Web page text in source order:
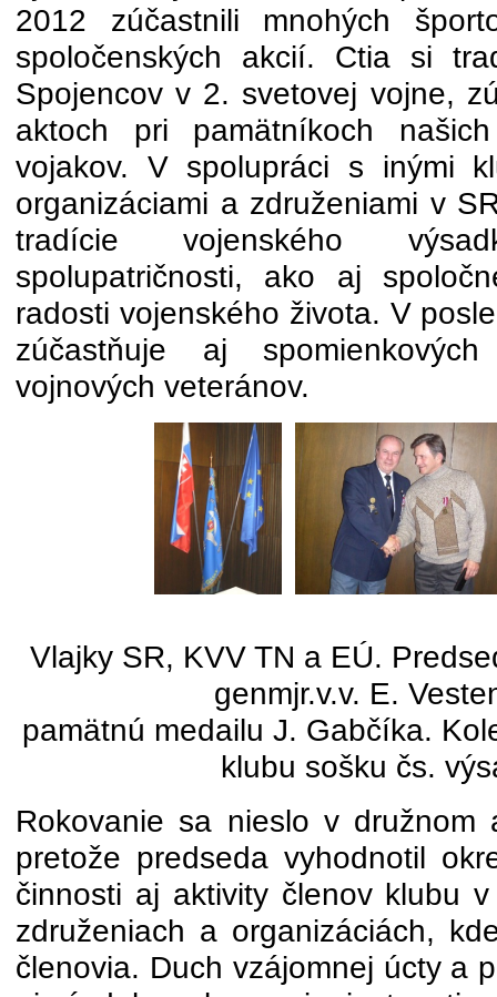
2012 zúčastnili mnohých
spoločenských akcií. Ctia si
Spojencov v 2. svetovej vojne,
aktoch pri pamätníkoch
vojakov. V spolupráci s inými
organizáciami a združeniami v
tradície vojenského
spolupatričnosti, ako aj
radosti vojenského života. V
zúčastňuje aj
vojnových veteránov.
Vlajky SR, KVV TN a EÚ.
genmjr.v.v. E.
pamätnú medailu J. Gabčíka.
klubu sošku čs.
Rokovanie sa nieslo v družnom
pretože predseda vyhodnotil
činnosti aj aktivity členov klubu
združeniach a organizáciách,
členovia. Duch vzájomnej úcty a